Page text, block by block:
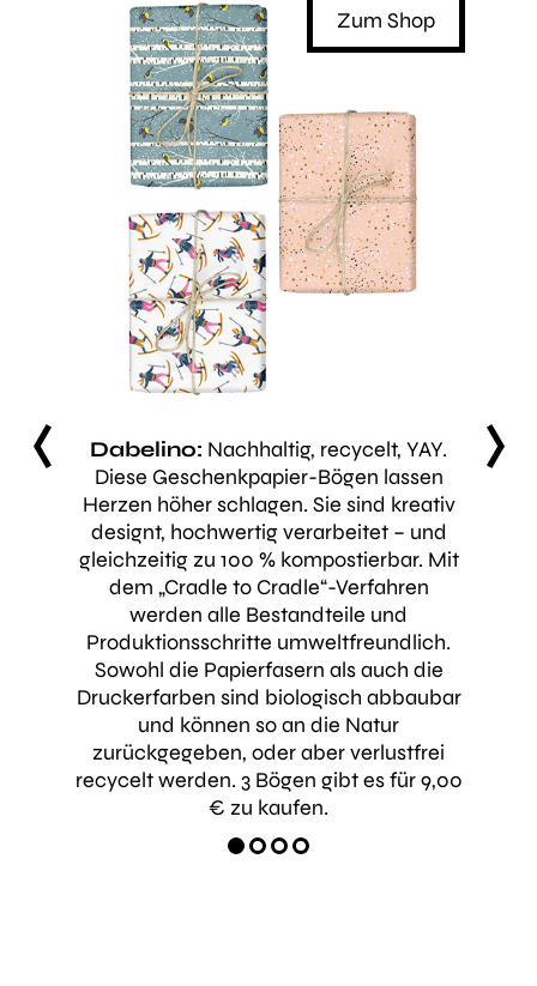
prev next
den
Zum Shop
Dabelino: Nachhaltig, recycelt, YAY.
Diese Geschenkpapier-Bögen lassen
Herzen höher schlagen. Sie sind kreativ
designt, hochwertig verarbeitet – und
gleichzeitig zu 100 % kompostierbar. Mit
dem „Cradle to Cradle“-Verfahren
werden alle Bestandteile und
Produktionsschritte umweltfreundlich.
Sowohl die Papierfasern als auch die
Druckerfarben sind biologisch abbaubar
und können so an die Natur
zurückgegeben, oder aber verlustfrei
recycelt werden. 3 Bögen gibt es für 9,00
€ zu kaufen.
hier